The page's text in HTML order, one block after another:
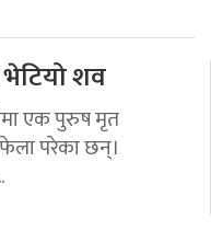
भेटियो शव
एक पुरुष मृत
परेका छन्।